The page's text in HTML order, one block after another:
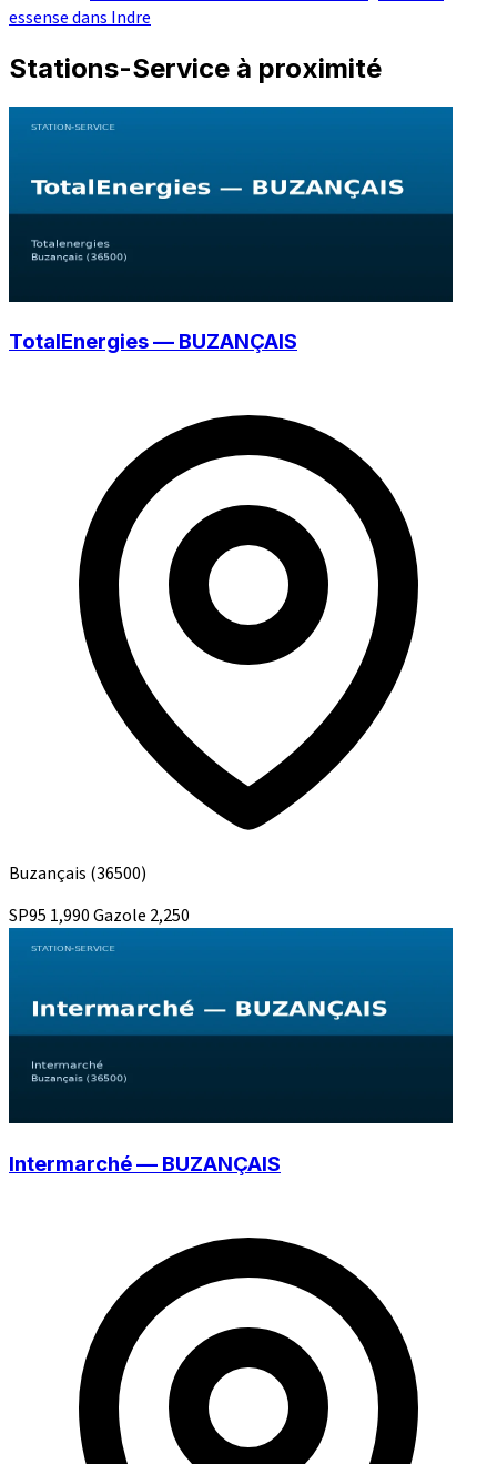
essense dans Indre
Stations-Service à proximité
TotalEnergies — BUZANÇAIS
Buzançais (36500)
SP95 1,990Gazole 2,250
Intermarché — BUZANÇAIS